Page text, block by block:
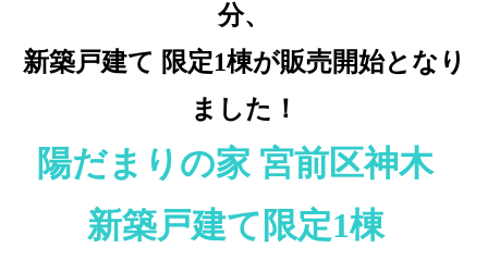
分、
新築戸建て 限定1棟が販売開始となり
ました！
陽だまりの家 宮前区神木
新築戸建て限定1棟